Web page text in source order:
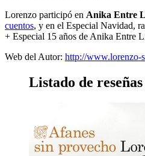
Lorenzo participó en Anika Entre
cuentos, y en el Especial Navidad,
+ Especial 15 años de Anika Entre
Web del Autor: http://www.lorenzo-
Listado de